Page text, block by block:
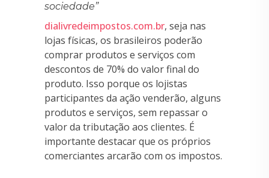
sociedade”
dialivredeimpostos.com.br, seja nas
lojas físicas, os brasileiros poderão
comprar produtos e serviços com
descontos de 70% do valor final do
produto. Isso porque os lojistas
participantes da ação venderão, alguns
produtos e serviços, sem repassar o
valor da tributação aos clientes. É
importante destacar que os próprios
comerciantes arcarão com os impostos.